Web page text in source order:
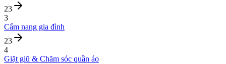
23
3
Cẩm nang gia đình
23
4
Giặt giũ & Chăm sóc quần áo